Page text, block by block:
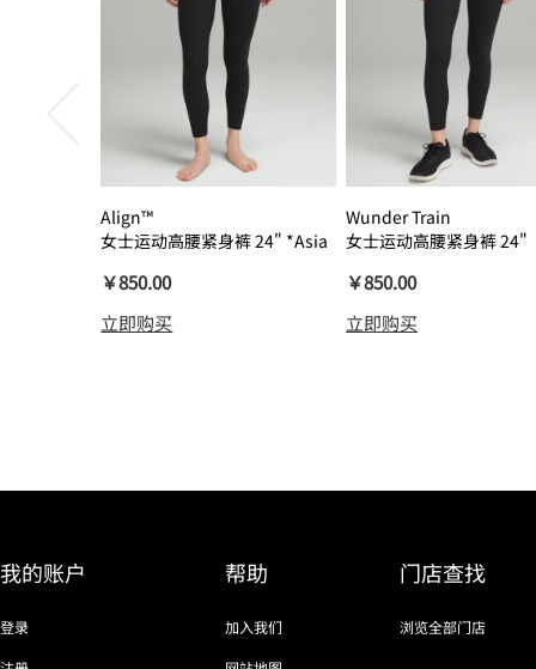
Align™
女士运动高腰紧身裤 24" *Asia
￥850.00
立即购买
Wunder Train
女士运动高腰紧身裤 24"
￥850.00
立即购买
我的账户
登录
帮助
加入我们
门店查找
浏览全部门店